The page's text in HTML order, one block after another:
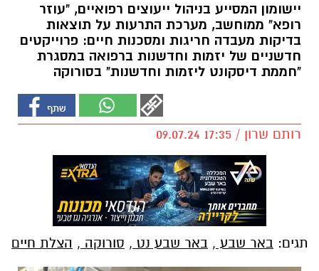
יישומון המסייע בניהול ייעוצים רפואיים, "עוזר
רופא" ממוחשב, מערכת התרעות על תוצאות
בדיקות מעבדה חריגות ומסכנות חיים: פרוייקטים
חדשניים של יזמות וחדשנות ברפואה במסגרת
"חממת דיסקונט ליזמות וחדשנות" בסורוקה
רותם שרון / 17:35 09.07.24
תגים: באר שבע , באר שבע נט , סורוקה , הצלת חיים